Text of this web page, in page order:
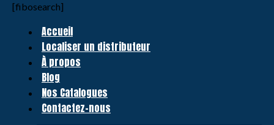
[fibosearch]
Accueil
Localiser un distributeur
À propos
Blog
Nos Catalogues
Contactez-nous